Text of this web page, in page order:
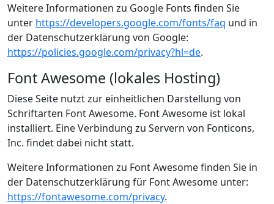
Weitere Informationen zu Google Fonts finden Sie
unter https://developers.google.com/fonts/faq und in
der Datenschutzerklärung von Google:
https://policies.google.com/privacy?hl=de.
Font Awesome (lokales Hosting)
Diese Seite nutzt zur einheitlichen Darstellung von
Schriftarten Font Awesome. Font Awesome ist lokal
installiert. Eine Verbindung zu Servern von Fonticons,
Inc. findet dabei nicht statt.
Weitere Informationen zu Font Awesome finden Sie in
der Datenschutzerklärung für Font Awesome unter:
https://fontawesome.com/privacy.